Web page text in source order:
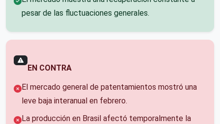
pesar de las fluctuaciones generales.
EN CONTRA
El mercado general de patentamientos mostró una
leve baja interanual en febrero.
La producción en Brasil afectó temporalmente la